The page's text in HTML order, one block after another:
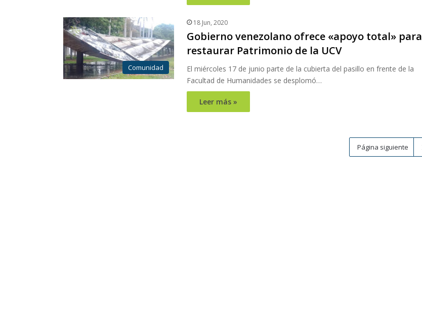
Comunidad
18 Jun, 2020
Gobierno venezolano ofrece «apoyo total» para
restaurar Patrimonio de la UCV
El miércoles 17 de junio parte de la cubierta del pasillo en frente de la
Facultad de Humanidades se desplomó…
Leer más »
Página siguiente